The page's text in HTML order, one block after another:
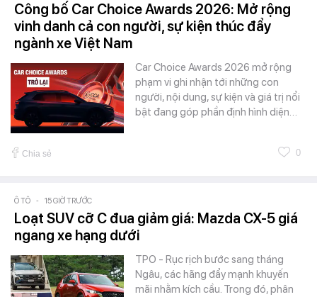
Công bố Car Choice Awards 2026: Mở rộng
vinh danh cả con người, sự kiện thúc đẩy
ngành xe Việt Nam
Car Choice Awards 2026 mở rộng
phạm vi ghi nhận tới những con
người, nội dung, sự kiện và giá trị nổi
bật đang góp phần định hình diện…
Chia sẻ 0
Ô TÔ - 15 GIỜ TRƯỚC
Loạt SUV cỡ C đua giảm giá: Mazda CX-5 giá
ngang xe hạng dưới
TPO - Rục rịch bước sang tháng
Ngâu, các hãng đẩy mạnh khuyến
mãi nhằm kích cầu. Trong đó, phân